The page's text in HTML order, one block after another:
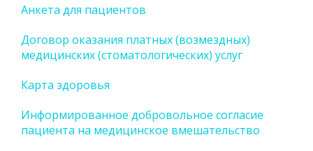
Анкета для пациентов
Договор оказания платных (возмездных)
медицинских (стоматологических) услуг
Карта здоровья
Информированное добровольное согласие
пациента на медицинское вмешательство